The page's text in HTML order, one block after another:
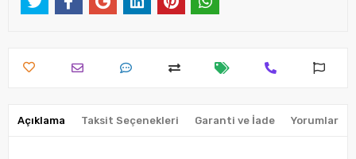
Açıklama Taksit Seçenekleri Garanti ve İade Yorumlar